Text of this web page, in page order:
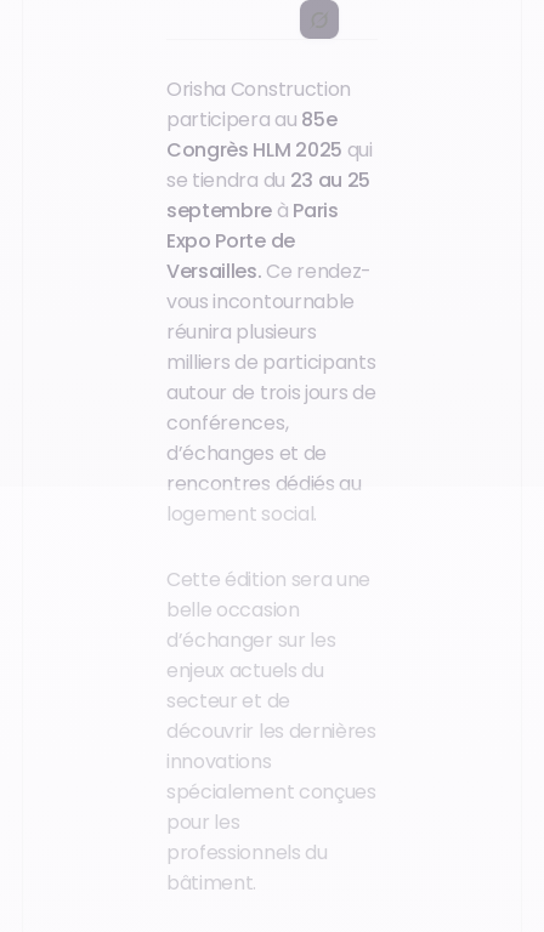
Orisha Construction
participera au 85e
Congrès HLM 2025 qui
se tiendra du 23 au 25
septembre à Paris
Expo Porte de
Versailles. Ce rendez-
vous incontournable
réunira plusieurs
milliers de participants
autour de trois jours de
conférences,
d’échanges et de
rencontres dédiés au
logement social.
Cette édition sera une
belle occasion
d’échanger sur les
enjeux actuels du
secteur et de
découvrir les dernières
innovations
spécialement conçues
pour les
professionnels du
bâtiment.